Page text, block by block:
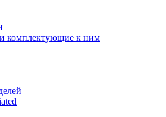
комплектующие к ним